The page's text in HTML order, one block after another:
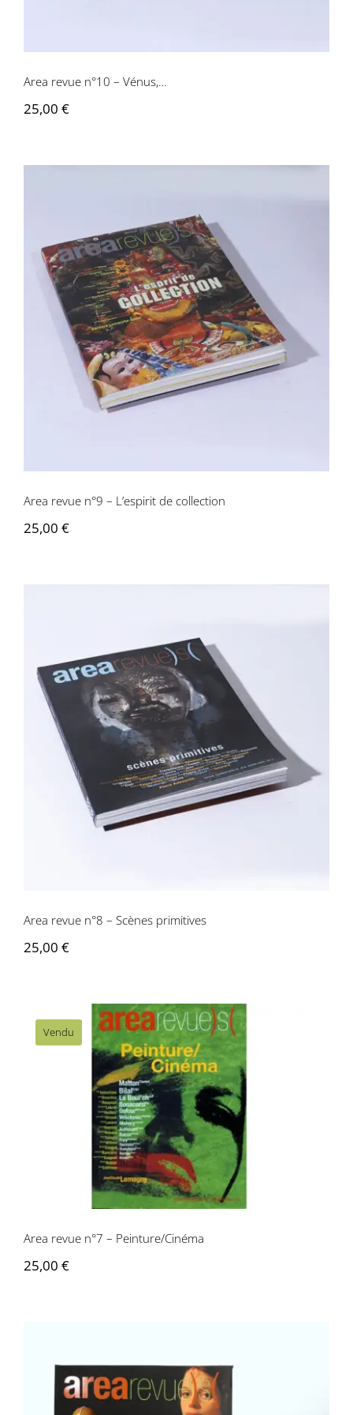
Area revue n°10 – Vénus,…
25,00 €
Area revue n°9 – L’espirit de collection
Area revue n°9 – L’espirit de collection
25,00 €
Area revue n°8 – Scènes primitives
Area revue n°8 – Scènes primitives
25,00 €
Vendu
Area revue n°7 – Peinture/Cinéma
Area revue n°7 – Peinture/Cinéma
25,00 €